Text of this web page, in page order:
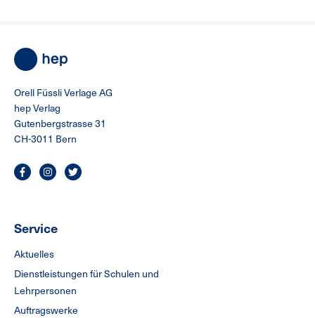
Orell Füssli Verlage AG
hep Verlag
Gutenbergstrasse 31
CH-3011 Bern
Service
Aktuelles
Dienstleistungen für Schulen und
Lehrpersonen
Auftragswerke